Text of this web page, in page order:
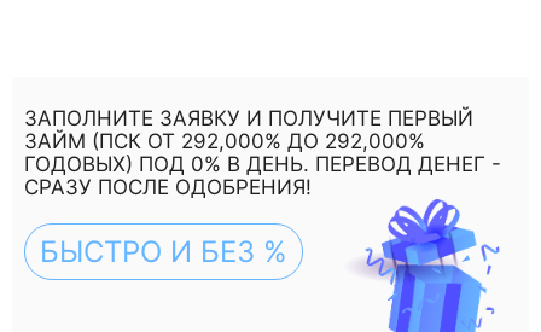
ЗАПОЛНИТЕ ЗАЯВКУ И ПОЛУЧИТЕ ПЕРВЫЙ
ЗАЙМ (ПСК ОТ 292,000% ДО 292,000%
ГОДОВЫХ) ПОД 0% В ДЕНЬ. ПЕРЕВОД ДЕНЕГ -
СРАЗУ ПОСЛЕ ОДОБРЕНИЯ!
БЫСТРО И БЕЗ %